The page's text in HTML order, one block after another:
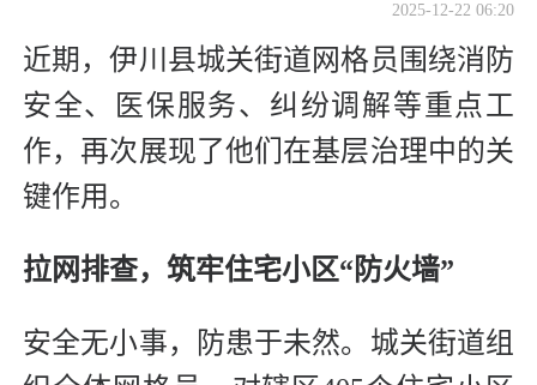
2025-12-22 06:20
近期，伊川县城关街道网格员围绕消防
安全、医保服务、纠纷调解等重点工
作，再次展现了他们在基层治理中的关
键作用。
拉网排查，筑牢住宅小区“防火墙”
安全无小事，防患于未然。城关街道组